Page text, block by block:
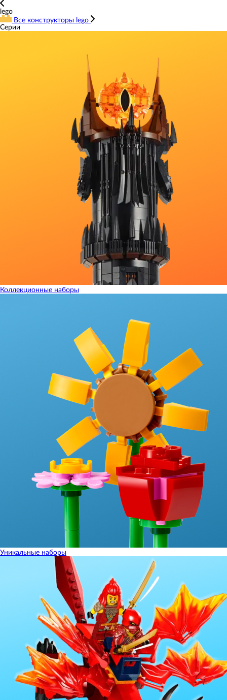
lego
Все конструкторы lego
Серии
Коллекционные наборы
Уникальные наборы